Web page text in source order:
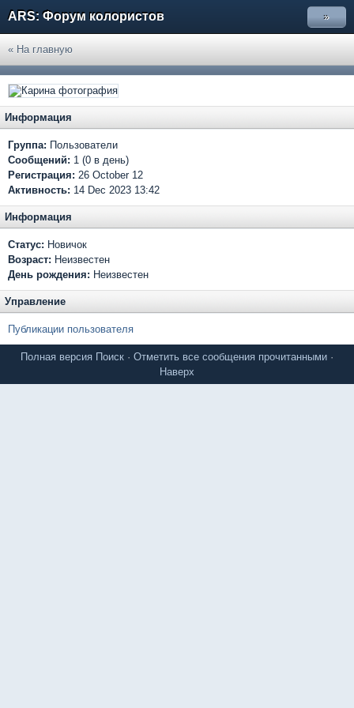
ARS: Форум колористов »
« На главную
Информация
Группа: Пользователи
Сообщений: 1 (0 в день)
Регистрация: 26 October 12
Активность: 14 Dec 2023 13:42
Информация
Статус: Новичок
Возраст: Неизвестен
День рождения: Неизвестен
Управление
Публикации пользователя
Полная версия Поиск · Отметить все сообщения прочитанными ·
Наверх